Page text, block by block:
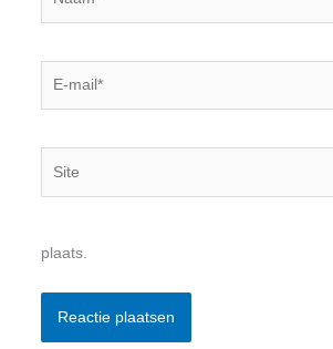
plaats.